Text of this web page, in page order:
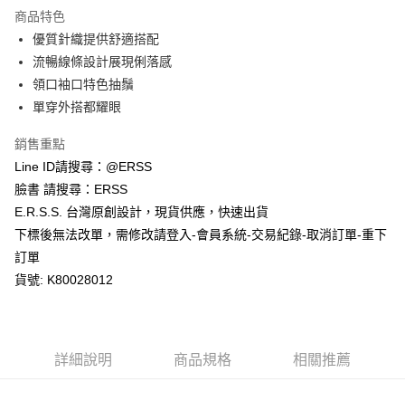
【「AFTEE先享後付」結帳流程】
１．於結帳方式選擇「AFTEE先享後付」後，將跳轉至「AFTEE先享後付」
結帳頁面，進行簡訊認證並確認金額後，即可完成結帳。
２．訂單成立數日內，您將收到繳費通知簡訊。
ATM／網路銀行／等多元方式進行付款，方視為交易完成。
※ 請注意：結帳手續完成當下不需立刻繳費，但若您需要取消訂單，請聯絡
後付繳納相關費用。
※ 交易是否成功請以「AFTEE先享後付 」之結帳頁面顯示為準，若有關於
是否繳費成功／繳費後需取消欲退款等相關疑問，請聯繫「AFTEE先享後付
客戶支援中心」https://netprotections.freshdesk.com/support/home
【注意事項】
１．透過由恩沛科技股份有限公司提供之「AFTEE先享後付」服務完成之交
易，需依本服務之必要範圍內提供個人資料，並將交易相關給付款項請求債
２．關於個人資料處理事宜，請瀏覽以下網址：
４．使用「AFTEE先享後付」時，將依據個別帳號之用戶狀況，依本公司即
付款後全家取貨
每筆NT$80，滿NT$1,200(含以上)免運費
付款後萊爾富取貨
7-11取貨付款
每筆NT$80，滿NT$1,200(含以上)免運費
付款後7-11取貨
每筆NT$80，滿NT$1,200(含以上)免運費
商品特色
優質針織提供舒適搭配
流暢線條設計展現俐落感
領口袖口特色抽鬚
單穿外搭都耀眼
銷售重點
Line ID請搜尋：@ERSS
臉書 請搜尋：ERSS
E.R.S.S. 台灣原創設計，現貨供應，快速出貨
下標後無法改單，需修改請登入-會員系統-交易紀錄-取消訂單-重下
訂單
貨號: K80028012
詳細說明 商品規格 相關推薦